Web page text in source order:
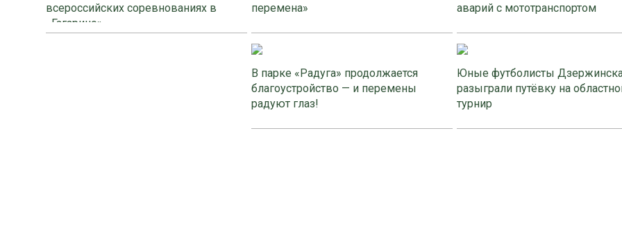
всероссийских соревнованиях в
«Гагарино»
перемена»
аварий с мототранспортом
В парке «Радуга» продолжается
благоустройство — и перемены
радуют глаз!
Юные футболисты
разыграли путёвку на
турнир